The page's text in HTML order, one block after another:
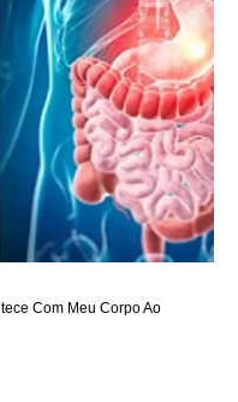
Com Meu Corpo Ao